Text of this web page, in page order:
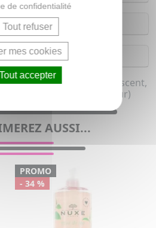
homme, enfant & adolescent,
sensible, peau à rougeur)
AUSSI...
PROMO
- 34 %
de confidentialité
Tout refuser
mes cookies
accepter